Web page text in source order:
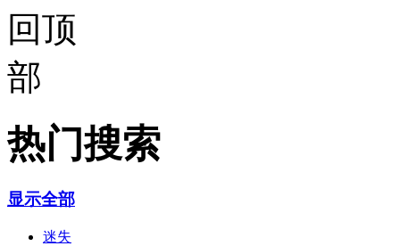
热门搜索
显示全部
迷失